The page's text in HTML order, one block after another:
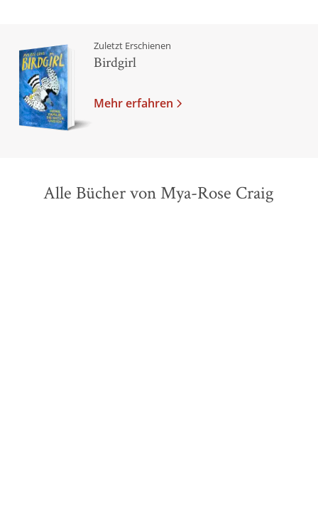
Zuletzt Erschienen
Birdgirl
Mehr erfahren
Alle Bücher von Mya-Rose Craig